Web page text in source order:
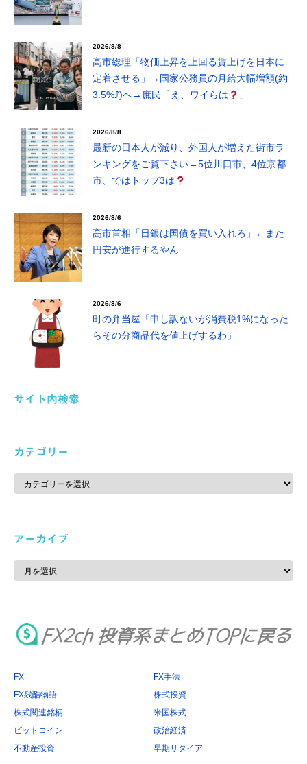
2026/8/8
高市総理「物価上昇を上回る賃上げを日本に
定着させる」→国家公務員の月給大幅増額(約
3.5%⤴)へ→庶民「え、ワイらは
」
2026/8/8
最新の日本人が減り、外国人が増えた街市ラ
ンキングをご覧下さい→5位川口市、4位京都
市、ではトップ3は
2026/8/6
高市首相「日銀は国債を買い入れろ」←また
円安が進行するやん
2026/8/6
町の弁当屋「申し訳ないが消費税1%になった
らその分商品代を値上げするわ」
サイト内検索
カテゴリー
カ
ゴ
アーカイブ
ア
カ
FX
FX手法
FX残酷物語
株式投資
株式関連銘柄
米国株式
ビットコイン
政治経済
不動産投資
早期リタイア